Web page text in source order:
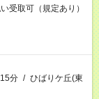
受取可（規定あり）
分 / ひばりケ丘(東